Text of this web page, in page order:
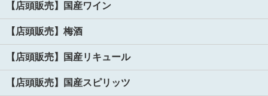
【店頭販売】国産ワイン
【店頭販売】梅酒
【店頭販売】国産リキュール
【店頭販売】国産スピリッツ